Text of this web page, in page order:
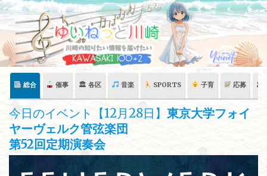
Skip
content
総合 催事 🏛 各区 音楽 SPORTS 子育 応募 🏛
今日のイベント【12月28日】 東京大学フォイ
ヤーヴェルク管弦楽団
第52回定期演奏会